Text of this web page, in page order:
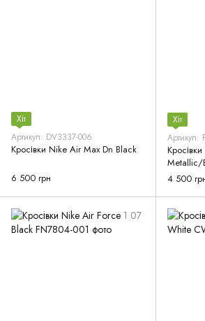
Хіт
Артикул: DV3337-006
Кросівки Nike Air Max Dn Black
6 500 грн
Хіт
Артикул:
Metallic/
4 500